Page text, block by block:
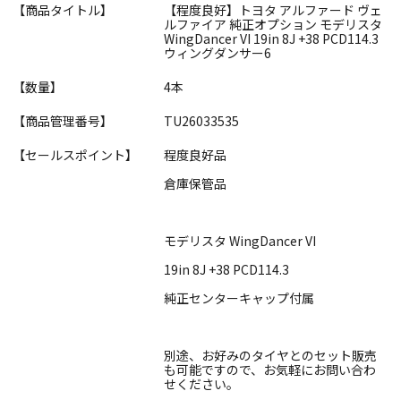
【商品タイトル】
【程度良好】トヨタ アルファード ヴェ
ルファイア 純正オプション モデリスタ
WingDancer VI 19in 8J +38 PCD114.3
ウィングダンサー6
【数量】
4本
【商品管理番号】
TU26033535
【セールスポイント】
程度良好品
倉庫保管品
モデリスタ WingDancer VI
19in 8J +38 PCD114.3
純正センターキャップ付属
別途、お好みのタイヤとのセット販売
も可能ですので、お気軽にお問い合わ
せください。